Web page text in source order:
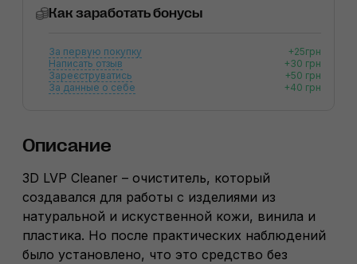
Как заработать бонусы
За первую покупку
+25грн
Написать отзыв
+30 грн
Зареєструватись
+50 грн
За данные о себе
+40 грн
Описание
3D LVP Cleaner – очиститель, который
создавался для работы с изделиями из
натуральной и искуственной кожи, винила и
пластика. Но после практических наблюдений
было установлено, что это средство без